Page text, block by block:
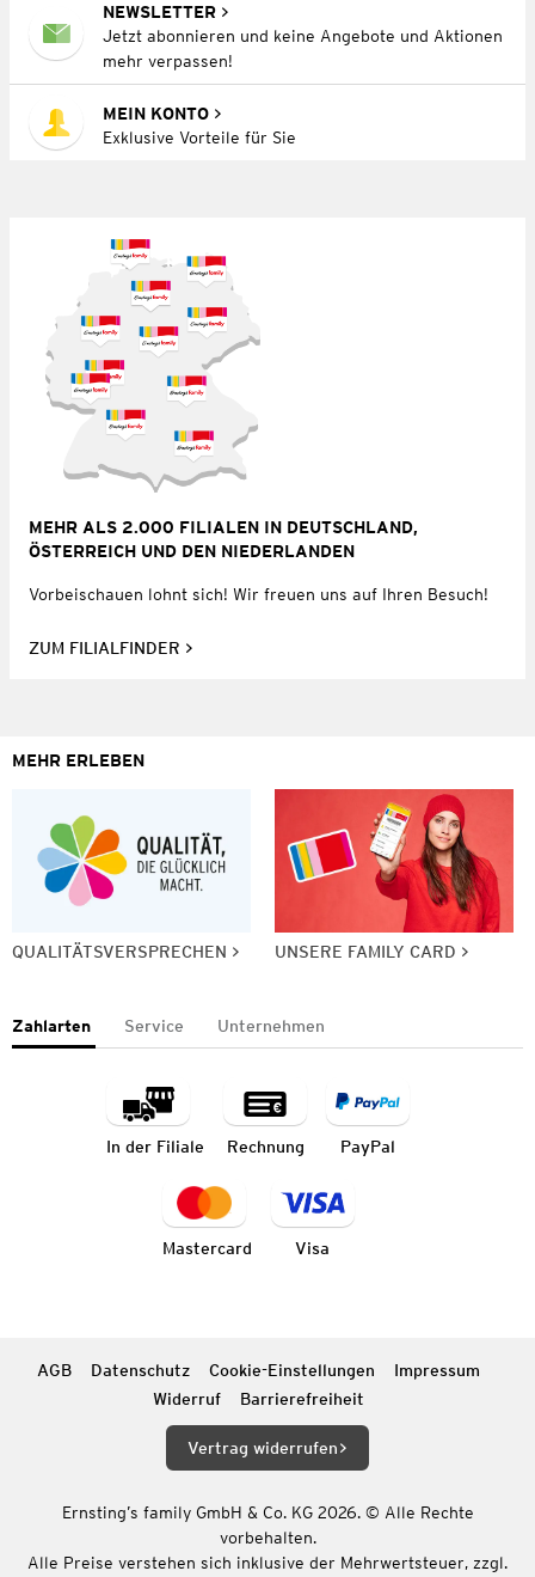
NEWSLETTER
Jetzt abonnieren und keine Angebote und Aktionen
mehr verpassen!
MEIN KONTO
Exklusive Vorteile für Sie
MEHR ALS 2.000 FILIALEN IN DEUTSCHLAND,
ÖSTERREICH UND DEN NIEDERLANDEN
Vorbeischauen lohnt sich! Wir freuen uns auf Ihren Besuch!
ZUM FILIALFINDER
MEHR ERLEBEN
QUALITÄTSVERSPRECHEN UNSERE FAMILY CARD
Zahlarten Service Unternehmen
In der Filiale Rechnung PayPal
Mastercard Visa
AGB Datenschutz Cookie-Einstellungen
Impressum
Widerruf
Barrierefreiheit
Vertrag widerrufen
Ernsting’s family GmbH & Co. KG 2026. © Alle Rechte
vorbehalten.
Alle Preise verstehen sich inklusive der Mehrwertsteuer, zzgl.